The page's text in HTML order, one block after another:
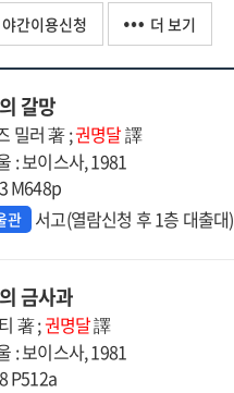
야간이용신청 더 보기
갈망
밀러 著 ;권명달譯
: 보이스사, 1981
M648p
관 서고(열람신청 후 1층 대출대)
금사과
著 ;권명달譯
: 보이스사, 1981
P512a